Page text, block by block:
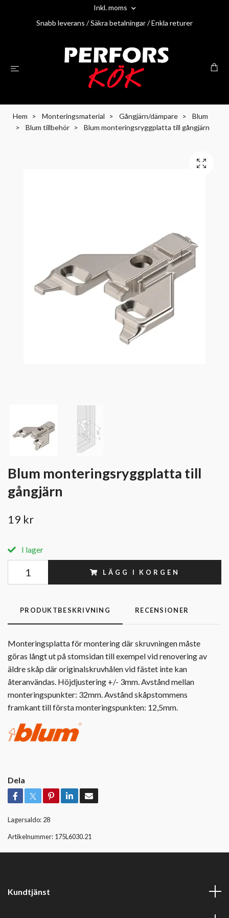
Inkl. moms
Snabb leverans / Säkra betalningar / Enkla returer
Hem Monteringsmaterial Gångjärn/dämpare
Blum
Blum tillbehör
Blum monteringsryggplatta till gångjärn
Blum monteringsryggplatta till
gångjärn
19 kr
I lager
LÄGG I KORGEN
PRODUKTBESKRIVNING RECENSIONER
Monteringsplatta för montering där skruvningen måste
göras långt ut på stomsidan till exempel vid renovering av
äldre skåp där originalskruvhålen vid fästet inte kan
återanvändas. Höjdjustering +/- 3mm. Avstånd mellan
monteringspunkter: 32mm. Avstånd skåpstommens
framkant till första monteringspunkten: 12,5mm.
Dela
Lagersaldo: 28
Artikelnummer: 175L6030.21
Kundtjänst